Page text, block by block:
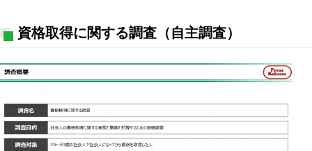
資格取得に関する調査（自主調査）